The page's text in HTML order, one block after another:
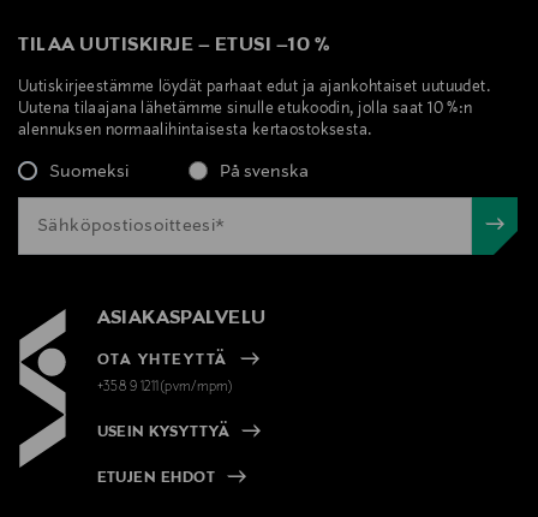
TILAA UUTISKIRJE – ETUSI –10 %
Uutiskirjeestämme löydät parhaat edut ja ajankohtaiset uutuudet.
Uutena tilaajana lähetämme sinulle etukoodin, jolla saat 10 %:n
alennuksen normaalihintaisesta kertaostoksesta.
Suomeksi På svenska
ASIAKASPALVELU
OTA YHTEYTTÄ
+358 9 1211(pvm/mpm)
USEIN KYSYTTYÄ
ETUJEN EHDOT